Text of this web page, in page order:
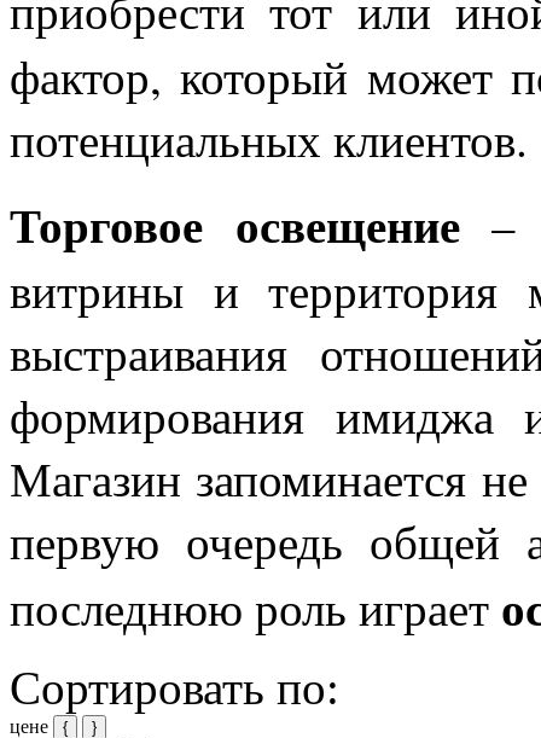
фактор, который может
потенциальных клиентов.
Торговое освещение–
витрины и территория
выстраивания
формирования имиджа
Магазин запоминается
первую очередь общей
последнюю роль играет
Сортировать по:
цене { }